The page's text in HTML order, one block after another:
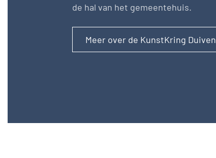
de hal van het gemeentehuis.
Meer over de KunstKring Duiven